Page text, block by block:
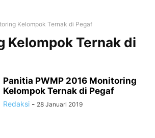
Kelompok Ternak di Pegaf
Kelompok Ternak di
Panitia PWMP 2016 Monitoring
Kelompok Ternak di Pegaf
Redaksi - 28 Januari 2019